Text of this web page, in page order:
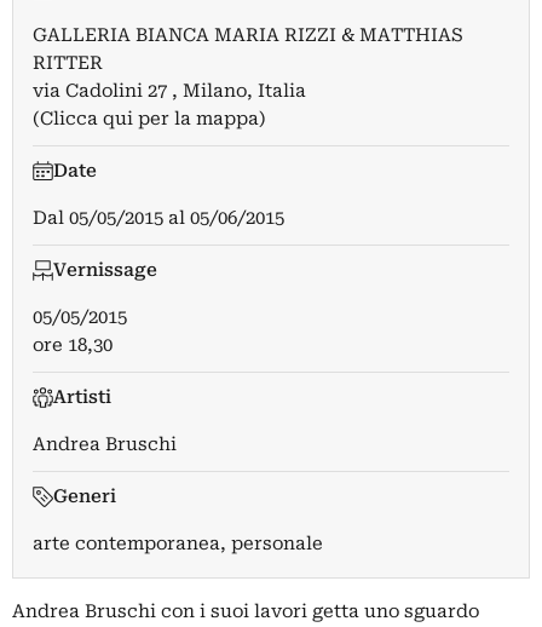
GALLERIA BIANCA MARIA RIZZI & MATTHIAS
RITTER
via Cadolini 27 , Milano, Italia
(Clicca qui per la mappa)
Date
Dal 05/05/2015 al 05/06/2015
Vernissage
05/05/2015
ore 18,30
Artisti
Andrea Bruschi
Generi
arte contemporanea, personale
Andrea Bruschi con i suoi lavori getta uno sguardo